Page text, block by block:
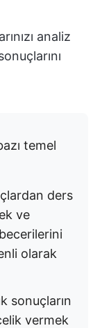
analiz
temel
ders
ve
olarak
sonuçların
vermek